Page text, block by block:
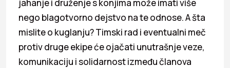
jahanje i druženje s konjima može imati više
nego blagotvorno dejstvo na te odnose. A šta
mislite o kuglanju? Timski rad i eventualni meč
protiv druge ekipe će ojačati unutrašnje veze,
komunikaciju i solidarnost između članova